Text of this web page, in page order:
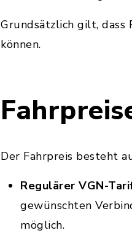
Grundsätzlich gilt, dass
können.
Der Fahrpreis besteht
Regulärer VGN-
gewünschten
möglich.